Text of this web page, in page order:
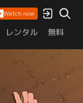
Watch now
レンタル 無料